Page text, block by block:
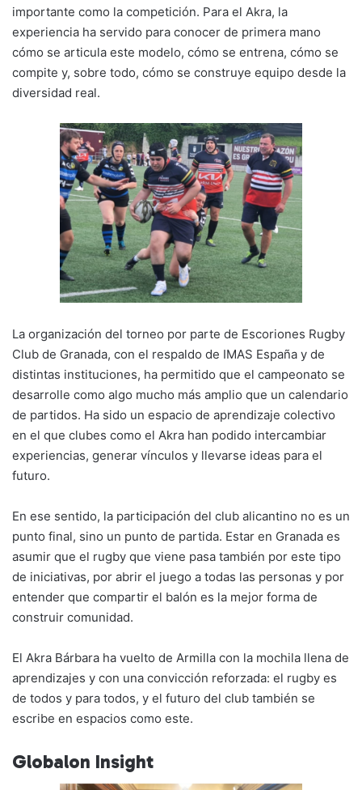
importante como la competición. Para el Akra, la
experiencia ha servido para conocer de primera mano
cómo se articula este modelo, cómo se entrena, cómo se
compite y, sobre todo, cómo se construye equipo desde la
diversidad real.
La organización del torneo por parte de Escoriones Rugby
Club de Granada, con el respaldo de IMAS España y de
distintas instituciones, ha permitido que el campeonato se
desarrolle como algo mucho más amplio que un calendario
de partidos. Ha sido un espacio de aprendizaje colectivo
en el que clubes como el Akra han podido intercambiar
experiencias, generar vínculos y llevarse ideas para el
futuro.
En ese sentido, la participación del club alicantino no es un
punto final, sino un punto de partida. Estar en Granada es
asumir que el rugby que viene pasa también por este tipo
de iniciativas, por abrir el juego a todas las personas y por
entender que compartir el balón es la mejor forma de
construir comunidad.
El Akra Bárbara ha vuelto de Armilla con la mochila llena de
aprendizajes y con una convicción reforzada: el rugby es
de todos y para todos, y el futuro del club también se
escribe en espacios como este.
Globalon Insight